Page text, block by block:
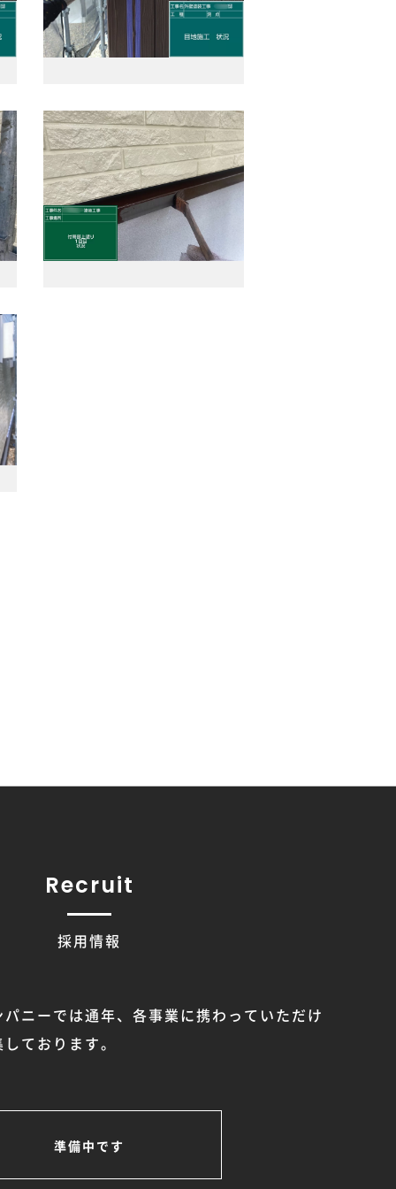
Recruit
採用情報
ニーでは通年、各事業に携わっていただけ
ております。
準備中です